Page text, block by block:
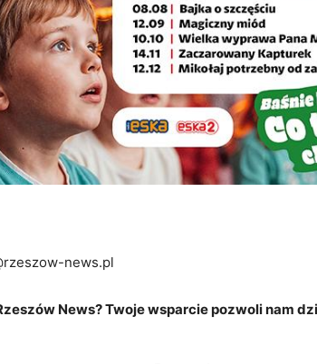
news.pl
News? Twoje wsparcie pozwoli nam